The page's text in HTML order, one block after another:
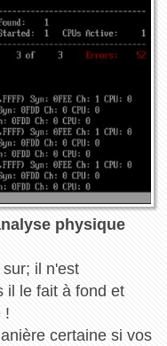
physique
il n'est
il le fait à fond et
!
certaine si vos